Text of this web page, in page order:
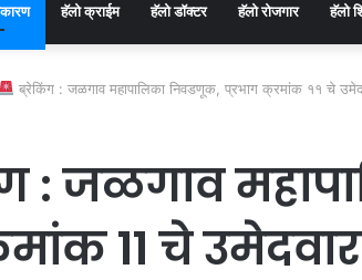
⁠हॅलो क्राईम हॅलो डॉक्टर ⁠हॅलो रोजगार हॅलो
ब्रेकिंग : जळगाव महापालिका निवडणूक, प्रभाग क्रमांक ११ चे
: जळगाव
११ चे